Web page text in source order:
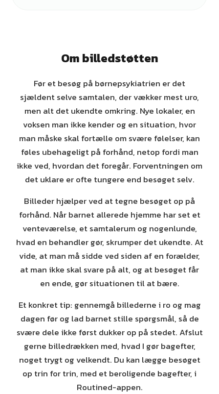
Om billedstøtten
Før et besøg på børnepsykiatrien er det
sjældent selve samtalen, der vækker mest uro,
men alt det ukendte omkring. Nye lokaler, en
voksen man ikke kender og en situation, hvor
man måske skal fortælle om svære følelser, kan
føles ubehageligt på forhånd, netop fordi man
ikke ved, hvordan det foregår. Forventningen om
det uklare er ofte tungere end besøget selv.
Billeder hjælper ved at tegne besøget op på
forhånd. Når barnet allerede hjemme har set et
venteværelse, et samtalerum og nogenlunde,
hvad en behandler gør, skrumper det ukendte. At
vide, at man må sidde ved siden af en forælder,
at man ikke skal svare på alt, og at besøget får
en ende, gør situationen til at bære.
Et konkret tip: gennemgå billederne i ro og mag
dagen før og lad barnet stille spørgsmål, så de
svære dele ikke først dukker op på stedet. Afslut
gerne billedrækken med, hvad I gør bagefter,
noget trygt og velkendt. Du kan lægge besøget
op trin for trin, med et beroligende bagefter, i
Routined-appen.